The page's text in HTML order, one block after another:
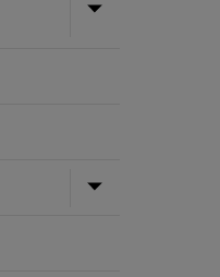
Undermeny
Undermeny